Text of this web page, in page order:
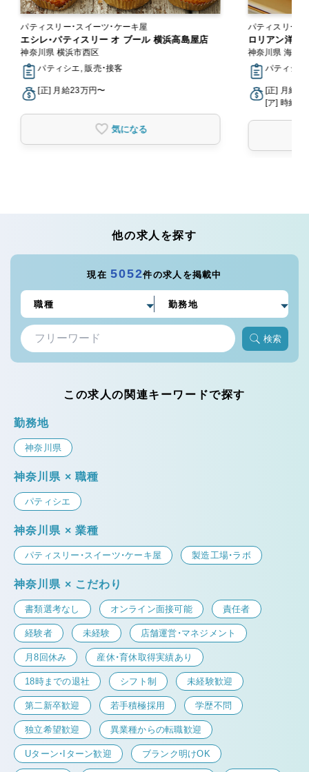
パティスリー・スイーツ・ケーキ屋
エシレ・パティスリー オ ブール 横浜高島屋店
神奈川県 横浜市西区
パティシエ, 販売・接客
[正] 月給23万円〜
気になる
パティスリー・
ロリアン洋菓
神奈川県 海老
パティシエ
[正] 月給
[ア] 時給
他の求人を探す
現在5052件の求人を掲載中
検索
この求人の関連キーワードで探す
勤務地
神奈川県
神奈川県 × 職種
パティシエ
神奈川県 × 業種
パティスリー・スイーツ・ケーキ屋 製造工場・ラボ
神奈川県 × こだわり
書類選考なし オンライン面接可能 責任者
経験者 未経験 店舗運営・マネジメント
月8回休み 産休・育休取得実績あり
18時までの退社 シフト制 未経験歓迎
第二新卒歓迎 若手積極採用 学歴不問
独立希望歓迎 異業種からの転職歓迎
Uターン・Iターン歓迎 ブランク明けOK